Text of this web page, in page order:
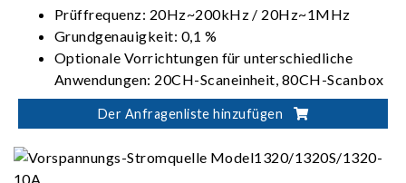
Prüffrequenz: 20Hz~200kHz / 20Hz~1MHz
Grundgenauigkeit: 0,1 %
Optionale Vorrichtungen für unterschiedliche
Anwendungen: 20CH-Scaneinheit, 80CH-Scanbox
und C.T.-Prüfvorrichtung
Standard-RS-232-, USB-Speicher-Schnittstelle,
Der Anfragenliste hinzufügen